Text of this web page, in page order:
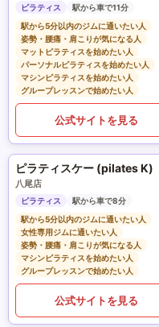
ピラティス
駅から車で11分
駅から5分以内のジムに通いたい人
姿勢・腰痛・肩こりが気になる人
マットピラティスを始めたい人
パーソナルピラティスを始めたい人
マシンピラティスを始めたい人
グループレッスンで始めたい人
公式サイトを見る
ピラティスケー (pilates K)
八尾店
ピラティス
駅から車で8分
駅から5分以内のジムに通いたい人
女性専用ジムに通いたい人
姿勢・腰痛・肩こりが気になる人
マシンピラティスを始めたい人
グループレッスンで始めたい人
公式サイトを見る